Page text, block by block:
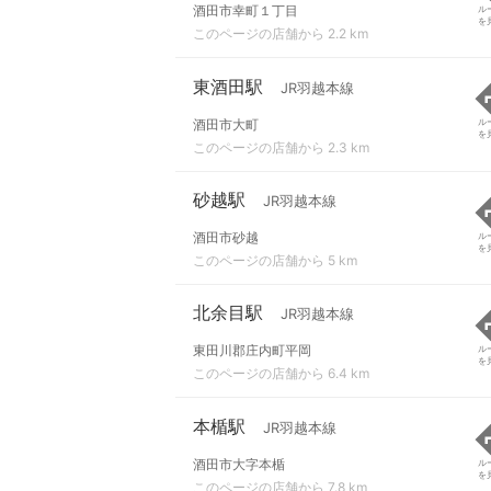
酒田市幸町１丁目
このページの店舗から 2.2 km
ル
を
東酒田駅 JR羽越本線
酒田市大町
このページの店舗から 2.3 km
ル
を
砂越駅 JR羽越本線
酒田市砂越
このページの店舗から 5 km
ル
を
北余目駅 JR羽越本線
東田川郡庄内町平岡
このページの店舗から 6.4 km
ル
を
本楯駅 JR羽越本線
酒田市大字本楯
このページの店舗から 7.8 km
ル
を